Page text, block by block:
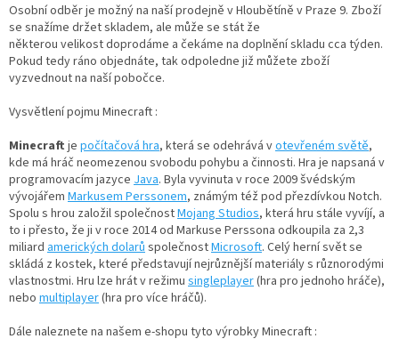
Osobní odběr je možný na naší prodejně v Hloubětíně v Praze 9. Zboží
se snažíme držet skladem, ale může se stát že
některou velikost doprodáme a čekáme na doplnění skladu cca týden.
Pokud tedy ráno objednáte, tak odpoledne již můžete zboží
vyzvednout na naší pobočce.
Vysvětlení pojmu Minecraft :
Minecraft je počítačová hra, která se odehrává votevřeném světě,
kde má hráč neomezenou svobodu pohybu a činnosti. Hra je napsaná v
programovacím jazyce Java. Byla vyvinuta v roce 2009 švédským
vývojářem Markusem Perssonem, známým též pod přezdívkou Notch.
Spolu s hrou založil společnostMojang Studios, která hru stále vyvíjí, a
to i přesto, že ji v roce 2014 od Markuse Perssona odkoupila za 2,3
miliard amerických dolarů společnostMicrosoft. Celý herní svět se
skládá z kostek, které představují nejrůznější materiály s různorodými
vlastnostmi. Hru lze hrát v režimu singleplayer(hra pro jednoho hráče),
nebo multiplayer(hra pro více hráčů).
Dále naleznete na našem e-shopu tyto výrobky Minecraft :